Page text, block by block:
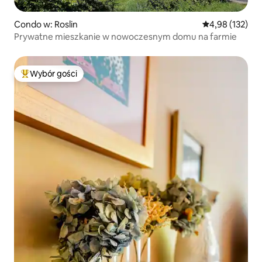
Condo w: Roslin Średnia
4,98 (132)
Prywatne mieszkanie w nowoczesnym domu na farmie
Najpopularniejsze z kategorii Wybór gości
Wybór gości